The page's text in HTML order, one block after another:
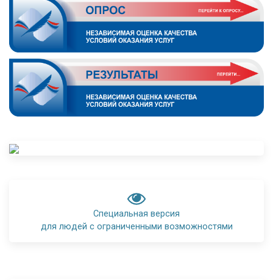
Специальная версия
для людей с ограниченными возможностями